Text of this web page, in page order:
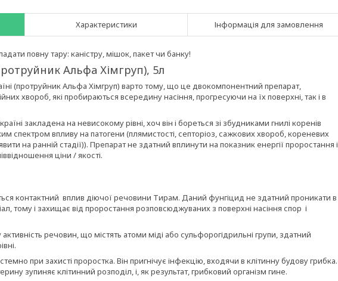
Характеристики Інформація для замовлення
повну тару: каністру, мішок, пакет чи банку!
Альфа Хімгруп), 5л
(протруйник Альфа Хімгруп) варто тому, що це двокомпонентний препарат,
хвороб, які пробираються всередину насіння, прогресуючи на їх поверхні, так і в
закладена на невисокому рівні, хоч він і бореться зі збудниками гнилі коренів
спектром впливу на патогени (плямистості, септоріоз, сажкових хвороб, кореневих
на ранній стадії)). Препарат не здатний вплинути на показник енергії проростання і
ціни / якості.
контактний вплив діючої речовини Тирам. Даний фунгіцид не здатний проникати в
тому і захищає від проростання розповсюджуваних з поверхні насіння спор і
речовин, що містять атоми міді або сульфорогідрильні групи, здатний
при захисті проростка. Він пригнічує інфекцію, входячи в клітинну будову грибка.
зупиняє клітинний розподіл, і, як результат, грибковий організм гине.